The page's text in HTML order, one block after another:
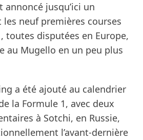
annoncé jusqu’ici un
neuf premières courses
toutes disputées en Europe,
au Mugello en un peu plus
a été ajouté au calendrier
la Formule 1, avec deux
à Sotchi, en Russie,
l’avant-dernière